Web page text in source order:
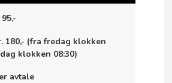
180,- (fra fredag klokken
klokken 08:30)
avtale